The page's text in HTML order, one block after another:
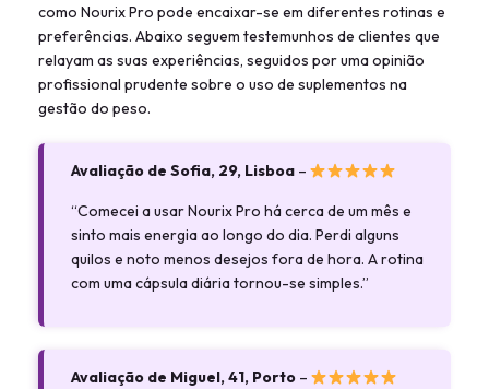
como Nourix Pro pode encaixar-se em diferentes rotinas e
preferências. Abaixo seguem testemunhos de clientes que
relayam as suas experiências, seguidos por uma opinião
profissional prudente sobre o uso de suplementos na
gestão do peso.
Avaliação de Sofia, 29, Lisboa–
“Comecei a usar Nourix Pro há cerca de um mês e
sinto mais energia ao longo do dia. Perdi alguns
quilos e noto menos desejos fora de hora. A rotina
com uma cápsula diária tornou-se simples.”
Avaliação de Miguel, 41, Porto–